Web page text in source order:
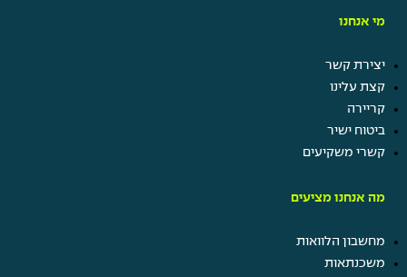
מי אנחנו
יצירת קשר
קצת עלינו
קריירה
ביטוח ישיר
קשרי משקיעים
מה אנחנו מציעים
מחשבון הלוואות
משכנתאות